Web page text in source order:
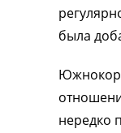
была
нередко